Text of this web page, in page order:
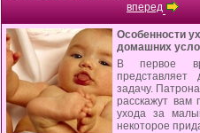
вперед
Особенности
домашних
В первое
задачу.
расскажут вам
ухода за
некоторое